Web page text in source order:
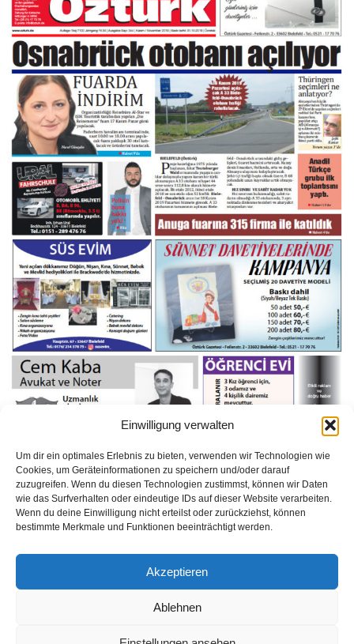
Einwilligung verwalten
Um dir ein optimales Erlebnis zu bieten, verwenden wir Technologien wie
Cookies, um Geräteinformationen zu speichern und/oder darauf
zuzugreifen. Wenn du diesen Technologien zustimmst, können wir Daten
wie das Surfverhalten oder eindeutige IDs auf dieser Website verarbeiten.
Wenn du deine Einwilligung nicht erteilst oder zurückziehst, können
bestimmte Merkmale und Funktionen beeinträchtigt werden.
Akzeptieren
Ablehnen
https://issuu.com/ozturkgazetesionline/docs/_zt_rk_gazetesi_say__344_kaz_m
_2019__bielefeld
Weiterlesen
2